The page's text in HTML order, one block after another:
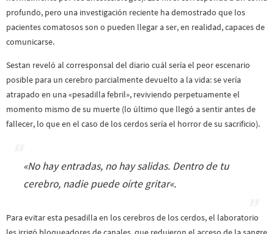
profundo, pero una investigación reciente ha demostrado que los
pacientes comatosos son o pueden llegar a ser, en realidad, capaces de
comunicarse.
Sestan reveló al corresponsal del diario cuál sería el peor escenario
posible para un cerebro parcialmente devuelto a la vida: se vería
atrapado en una «pesadilla febril», reviviendo perpetuamente el
momento mismo de su muerte (lo último que llegó a sentir antes de
fallecer, lo que en el caso de los cerdos sería el horror de su sacrificio).
«No hay entradas, no hay salidas. Dentro de tu
cerebro, nadie puede oírte gritar«.
Para evitar esta pesadilla en los cerebros de los cerdos, el laboratorio